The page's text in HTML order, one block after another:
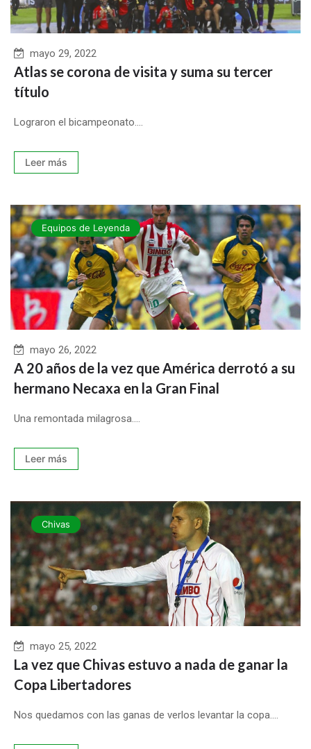
mayo 29, 2022
Atlas se corona de visita y suma su tercer
título
Lograron el bicampeonato....
Leer más
Equipos de Leyenda
mayo 26, 2022
A 20 años de la vez que América derrotó a su
hermano Necaxa en la Gran Final
Una remontada milagrosa....
Leer más
Chivas
mayo 25, 2022
La vez que Chivas estuvo a nada de ganar la
Copa Libertadores
Nos quedamos con las ganas de verlos levantar la copa....